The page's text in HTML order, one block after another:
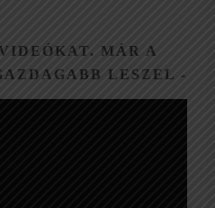
MÁR A
LESZEL